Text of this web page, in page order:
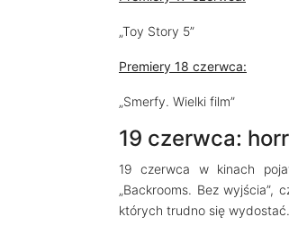
„Toy Story 5”
Premiery 18 czerwca:
„Smerfy. Wielki film”
19 czerwca:
19 czerwca w kinach
„Backrooms. Bez
których trudno się wydostać.